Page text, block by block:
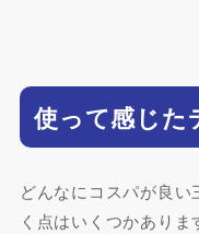
使って感じた
どんなにコスパが良
く点はいくつかあり